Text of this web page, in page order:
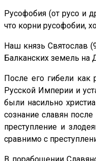
Русофобия (от русо и
что корни русофобии,
Наш князь Святослав
Балканских земель на
После его гибели
Русской Империи и
были насильно
сознание славян
преступление и
сравнимо с